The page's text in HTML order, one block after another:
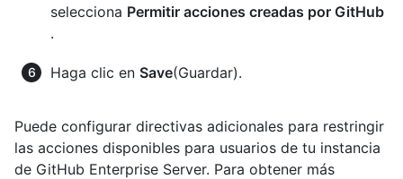
selecciona Permitir acciones creadas por GitHub
.
Haga clic en Save(Guardar).
Puede configurar directivas adicionales para restringir
las acciones disponibles para usuarios de tu instancia
de GitHub Enterprise Server. Para obtener más